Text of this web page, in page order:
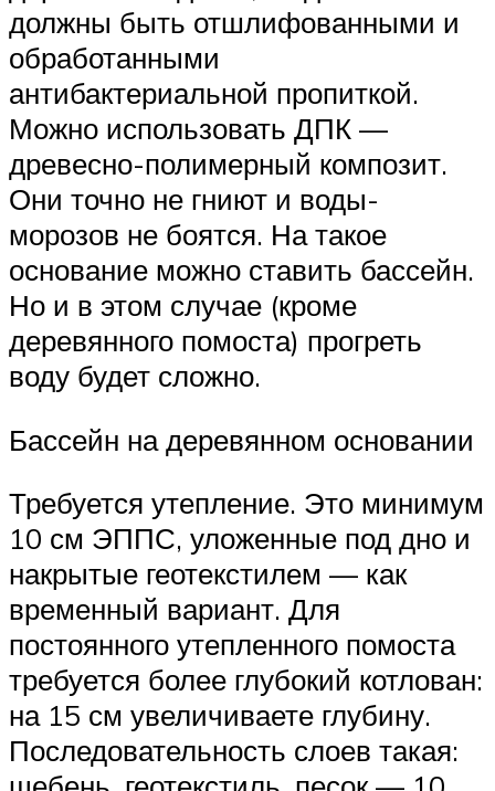
должны быть отшлифованными и
обработанными
антибактериальной пропиткой.
Можно использовать ДПК —
древесно-полимерный композит.
Они точно не гниют и воды-
морозов не боятся. На такое
основание можно ставить бассейн.
Но и в этом случае (кроме
деревянного помоста) прогреть
воду будет сложно.
Бассейн на деревянном основании
Требуется утепление. Это минимум
10 см ЭППС, уложенные под дно и
накрытые геотекстилем — как
временный вариант. Для
постоянного утепленного помоста
требуется более глубокий котлован:
на 15 см увеличиваете глубину.
Последовательность слоев такая: